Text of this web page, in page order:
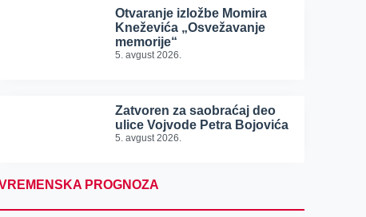
Otvaranje izložbe Momira
Kneževića „Osvežavanje
memorije“
5. avgust 2026.
Zatvoren za saobraćaj deo
ulice Vojvode Petra Bojovića
5. avgust 2026.
PROGNOZA